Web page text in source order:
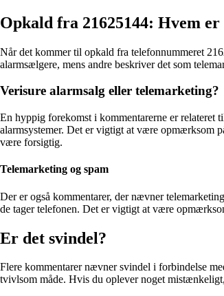
Opkald fra 21625144: Hvem er
Når det kommer til opkald fra telefonnummeret
alarmsælgere, mens andre beskriver det som
Verisure alarmsalg eller telemarketing?
En hyppig forekomst i kommentarerne er relateret
alarmsystemer. Det er vigtigt at være opmærksom
være forsigtig.
Telemarketing og spam
Der er også kommentarer, der nævner
de tager telefonen. Det er vigtigt at være
Er det svindel?
Flere kommentarer nævner svindel i forbindelse
tvivlsom måde. Hvis du oplever noget